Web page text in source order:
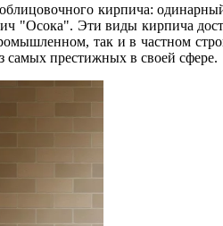
кирпича:
Эти виды кирпича
так и в частном
самых престижных в своей сфере.